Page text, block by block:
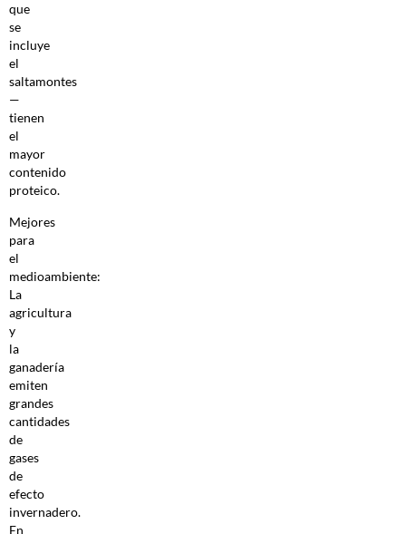
que
se
incluye
el
saltamontes
—
tienen
el
mayor
contenido
proteico.
Mejores
para
el
medioambiente:
La
agricultura
y
la
ganadería
emiten
grandes
cantidades
de
gases
de
efecto
invernadero.
En